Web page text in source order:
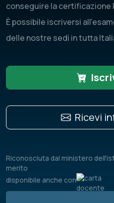
conseguire la certificazione
È possibile iscriversi
delle nostre sedi in tutta
Ricevi
Riconosciuta dal ministero
merito
disponibile anche con